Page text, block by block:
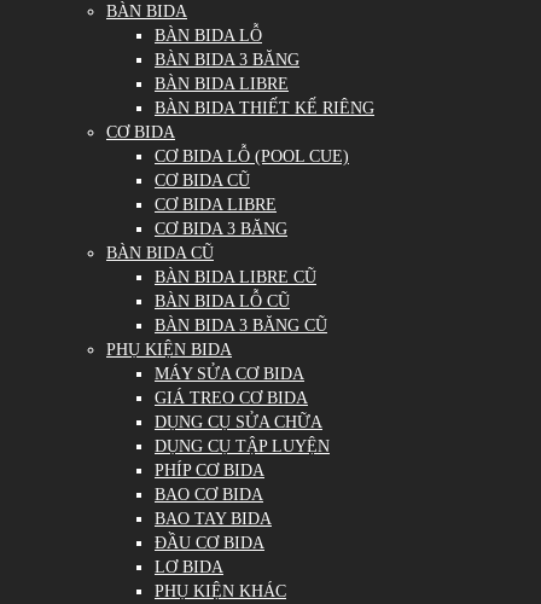
BÀN BIDA
BÀN BIDA LỖ
BÀN BIDA 3 BĂNG
BÀN BIDA LIBRE
BÀN BIDA THIẾT KẾ RIÊNG
CƠ BIDA
CƠ BIDA LỖ (POOL CUE)
CƠ BIDA CŨ
CƠ BIDA LIBRE
CƠ BIDA 3 BĂNG
BÀN BIDA CŨ
BÀN BIDA LIBRE CŨ
BÀN BIDA LỖ CŨ
BÀN BIDA 3 BĂNG CŨ
PHỤ KIỆN BIDA
MÁY SỬA CƠ BIDA
GIÁ TREO CƠ BIDA
DỤNG CỤ SỬA CHỮA
DỤNG CỤ TẬP LUYỆN
PHÍP CƠ BIDA
BAO CƠ BIDA
BAO TAY BIDA
ĐẦU CƠ BIDA
LƠ BIDA
PHỤ KIỆN KHÁC